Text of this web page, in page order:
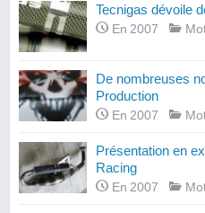
Tecnigas dévoile
En 2007
De nombreuses
Production
En 2007
Présentation en
Racing
En 2007